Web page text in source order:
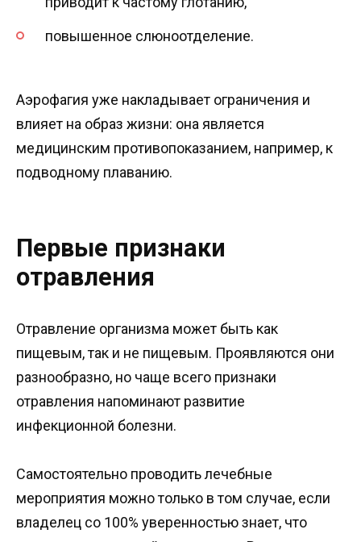
повышенное слюноотделение.
Аэрофагия уже накладывает ограничения и
влияет на образ жизни: она является
медицинским противопоказанием, например, к
подводному плаванию.
Первые признаки
отравления
Отравление организма может быть как
пищевым, так и не пищевым. Проявляются они
разнообразно, но чаще всего признаки
отравления напоминают развитие
инфекционной болезни.
Самостоятельно проводить лечебные
мероприятия можно только в том случае, если
владелец со 100% уверенностью знает, что